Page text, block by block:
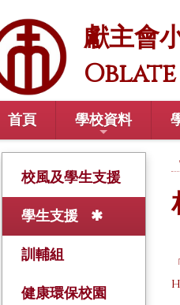
獻主會
首頁 學校資料
校風及學生支援
學生支援
訓輔組
健康環保校園